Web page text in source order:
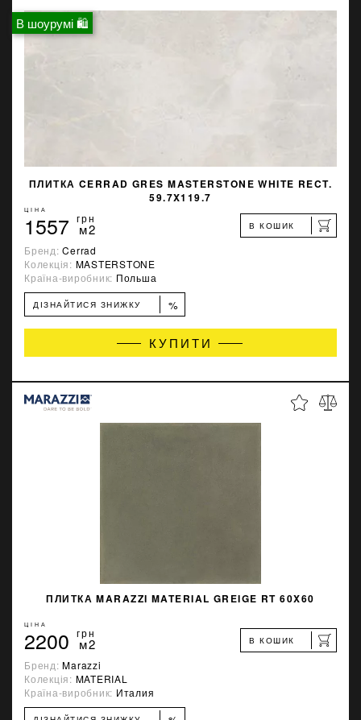
В шоурумі 🛍
ПЛИТКА CERRAD GRES MASTERSTONE WHITE RECT.
59.7X119.7
ЦІНА
1557 грн
м2 В КОШИК
Бренд:Cerrad
Колекція: MASTERSTONE
Країна-виробник: Польша
ДІЗНАЙТИСЯ ЗНИЖКУ %
КУПИТИ
ПЛИТКА MARAZZI MATERIAL GREIGE RT 60X60
ЦІНА
2200 грн
м2 В КОШИК
Бренд:Marazzi
Колекція: MATERIAL
Країна-виробник: Италия